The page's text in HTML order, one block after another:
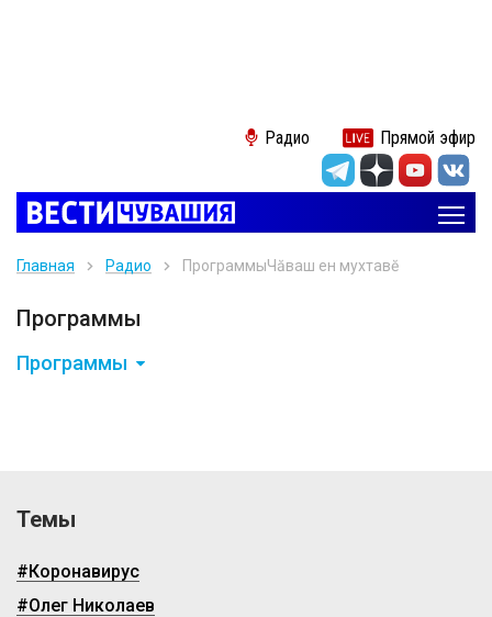
Радио Прямой эфир
Главная Радио ПрограммыЧăваш ен мухтавĕ
Программы
Программы
Темы
#Коронавирус
#Олег Николаев